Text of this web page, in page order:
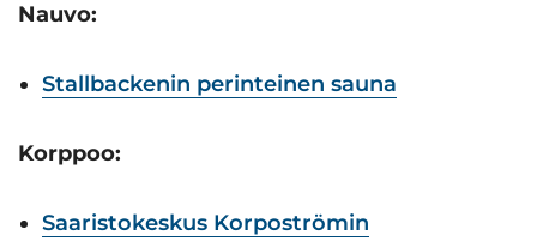
Nauvo:
Stallbackenin perinteinen sauna
Korppoo:
Saaristokeskus Korpoströmin